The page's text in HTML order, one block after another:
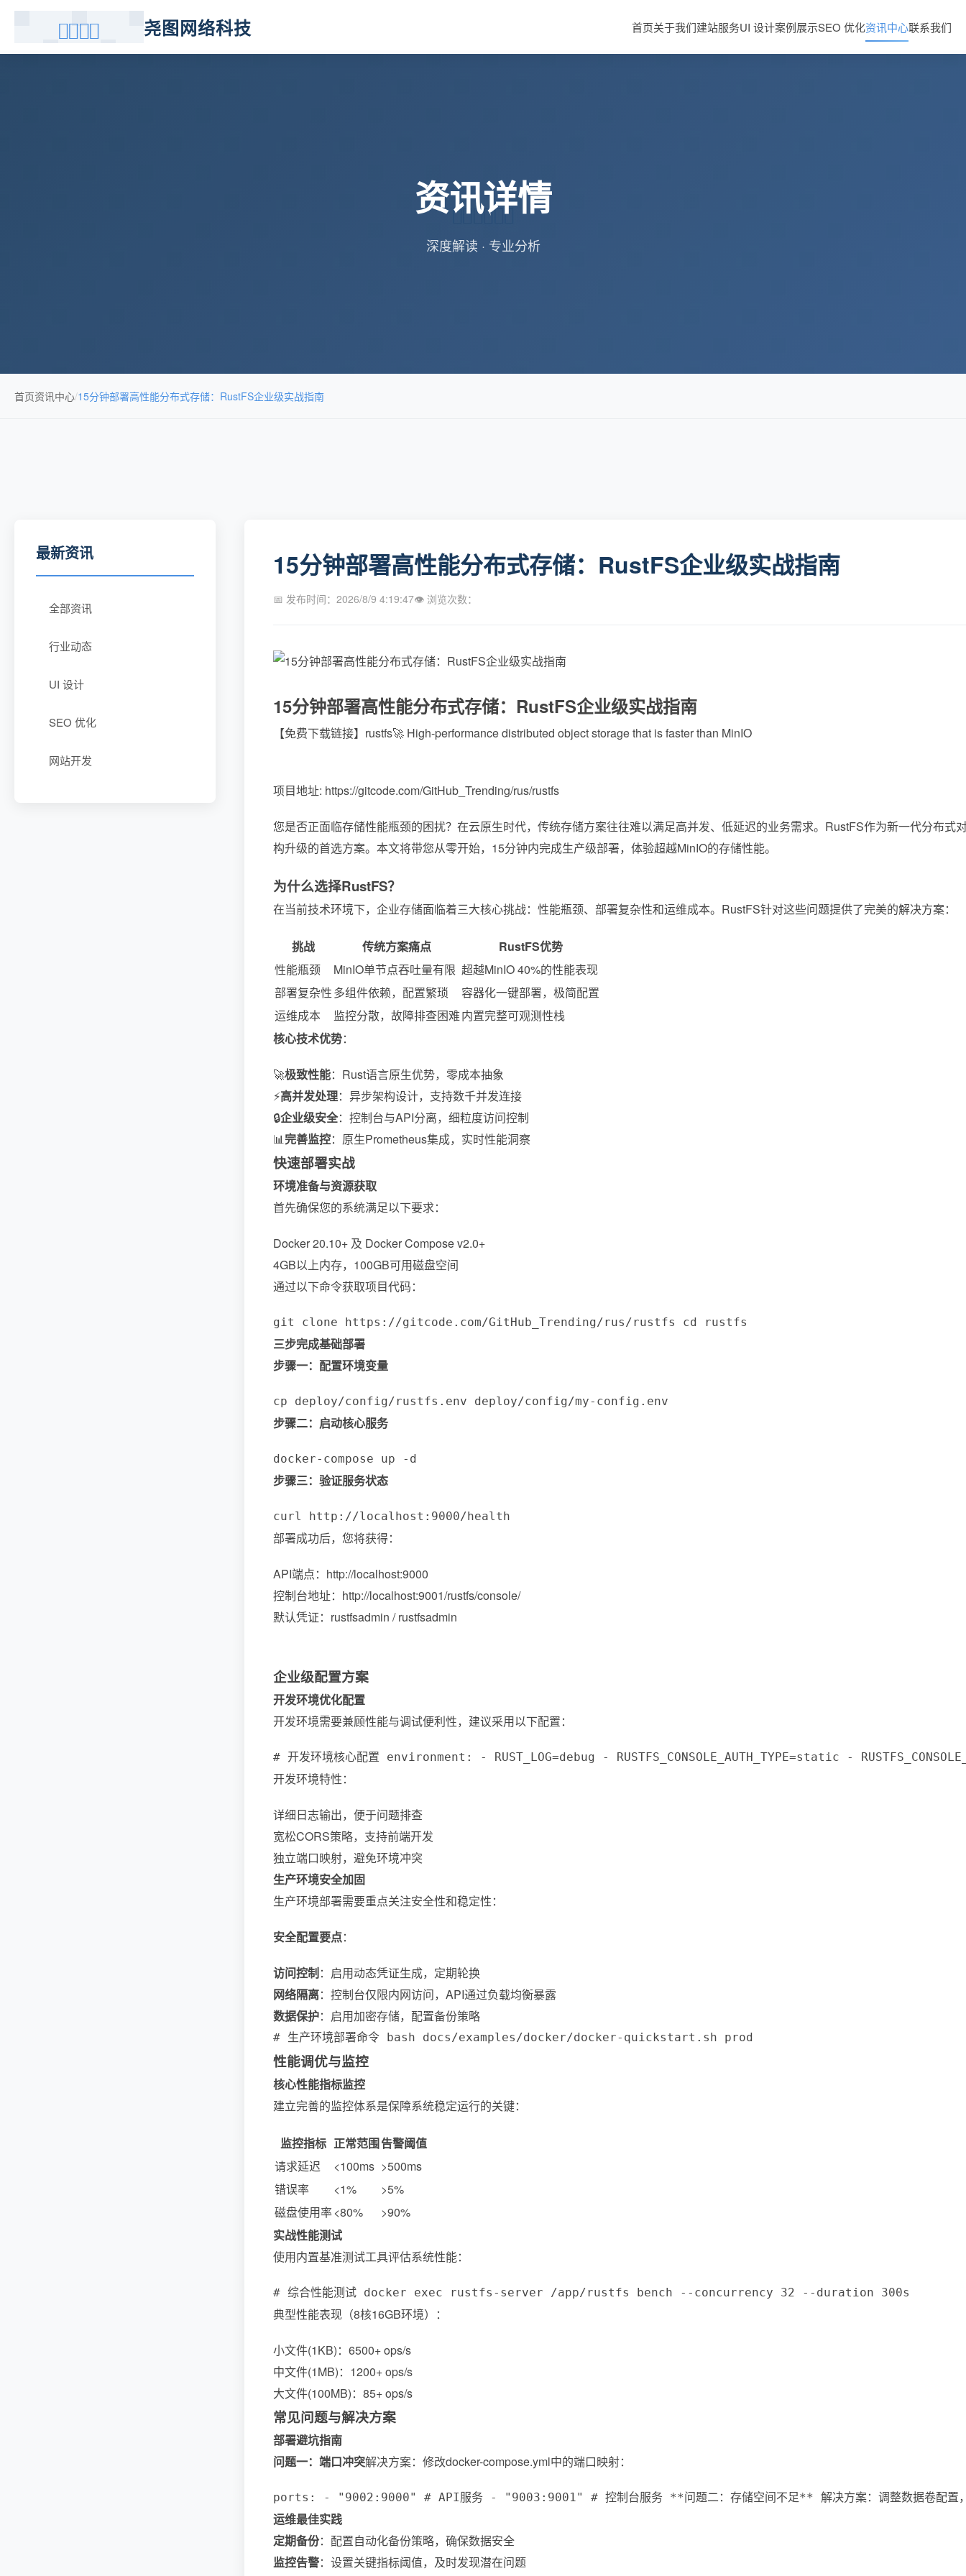
尧图网络科技 首页关于我们建站服务UI 设计案例展示SEO 优化资讯中心联系我们
资讯详情
深度解读 · 专业分析
首页资讯中心/15分钟部署高性能分布式存储：RustFS企业级实战指南
最新资讯
全部资讯
行业动态
UI 设计
SEO 优化
网站开发
15分钟部署高性能分布式存储：RustFS企业级实战指南
📅 发布时间：2026/8/9 4:19:47👁 浏览次数：
15分钟部署高性能分布式存储：RustFS企业级实战指南
【免费下载链接】rustfs🚀 High-performance distributed object storage that is faster than MinIO
项目地址: https://gitcode.com/GitHub_Trending/rus/rustfs
您是否正面临存储性能瓶颈的困扰？在云原生时代，传统存储方案往往难以满足高并发、低延迟的业务需求。RustFS作为新一代分布
构升级的首选方案。本文将带您从零开始，15分钟内完成生产级部署，体验超越MinIO的存储性能。
为什么选择RustFS？
在当前技术环境下，企业存储面临着三大核心挑战：性能瓶颈、部署复杂性和运维成本。RustFS针对这些问题提供了完美的解决方案：
挑战 传统方案痛点
RustFS优势
性能瓶颈
MinIO单节点吞吐量有限 超越MinIO 40%的性能表现
部署复杂性多组件依赖，配置繁琐
容器化一键部署，极简配置
运维成本
监控分散，故障排查困难内置完整可观测性栈
核心技术优势：
🚀极致性能：Rust语言原生优势，零成本抽象
⚡高并发处理：异步架构设计，支持数千并发连接
🔒企业级安全：控制台与API分离，细粒度访问控制
📊完善监控：原生Prometheus集成，实时性能洞察
快速部署实战
环境准备与资源获取
首先确保您的系统满足以下要求：
Docker 20.10+ 及 Docker Compose v2.0+
4GB以上内存，100GB可用磁盘空间
通过以下命令获取项目代码：
git clone https://gitcode.com/GitHub_Trending/rus/rustfs cd rustfs
三步完成基础部署
步骤一：配置环境变量
cp deploy/config/rustfs.env deploy/config/my-config.env
步骤二：启动核心服务
docker-compose up -d
步骤三：验证服务状态
curl http://localhost:9000/health
部署成功后，您将获得：
API端点：http://localhost:9000
控制台地址：http://localhost:9001/rustfs/console/
默认凭证：rustfsadmin / rustfsadmin
企业级配置方案
开发环境优化配置
开发环境需要兼顾性能与调试便利性，建议采用以下配置：
# 开发环境核心配置 environment: - RUST_LOG=debug - RUSTFS_CONSOLE_AUTH_TYPE=static -
开发环境特性：
详细日志输出，便于问题排查
宽松CORS策略，支持前端开发
独立端口映射，避免环境冲突
生产环境安全加固
生产环境部署需要重点关注安全性和稳定性：
安全配置要点：
访问控制：启用动态凭证生成，定期轮换
网络隔离：控制台仅限内网访问，API通过负载均衡暴露
数据保护：启用加密存储，配置备份策略
# 生产环境部署命令 bash docs/examples/docker/docker-quickstart.sh prod
性能调优与监控
核心性能指标监控
建立完善的监控体系是保障系统稳定运行的关键：
监控指标 正常范围告警阈值
请求延迟
<100ms >500ms
错误率
<1%
>5%
磁盘使用率<80%
>90%
实战性能测试
使用内置基准测试工具评估系统性能：
# 综合性能测试 docker exec rustfs-server /app/rustfs bench --concurrency 32 --duration 300s
典型性能表现（8核16GB环境）：
小文件(1KB)：6500+ ops/s
中文件(1MB)：1200+ ops/s
大文件(100MB)：85+ ops/s
常见问题与解决方案
部署避坑指南
问题一：端口冲突解决方案：修改docker-compose.yml中的端口映射：
ports: - "9002:9000" # API服务 - "9003:9001" # 控制台服务 **问题二：存储空间不足** 解决方案：调整数据
运维最佳实践
定期备份：配置自动化备份策略，确保数据安全
监控告警：设置关键指标阈值，及时发现潜在问题